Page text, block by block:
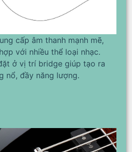
cấp âm thanh mạnh mẽ,
với nhiều thể loại nhạc.
ở vị trí bridge giúp tạo ra
nổ, đầy năng lượng.